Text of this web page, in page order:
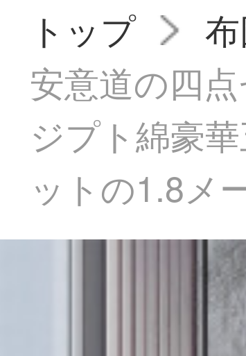
トップ
安意道の四
ジプト綿豪
ットの1.8メ